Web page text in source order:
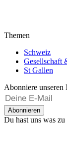
Themen
Schweiz
Gesellschaft
St Gallen
Abonniere unseren
Abonnieren
Du hast uns was zu